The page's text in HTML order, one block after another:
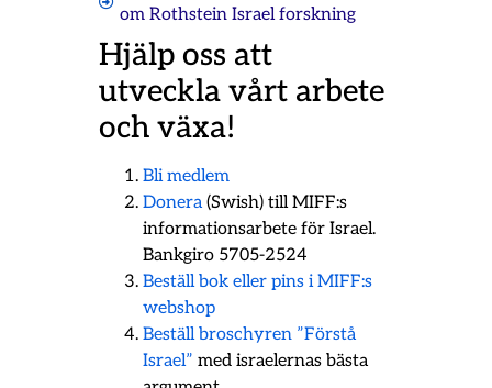
om Rothstein Israel forskning
Hjälp oss att
utveckla vårt arbete
och växa!
Bli medlem
Donera(Swish) till MIFF:s
informationsarbete för Israel.
Bankgiro 5705-2524
Beställ bok eller pins i MIFF:s
webshop
Beställ broschyren ”Förstå
Israel” med israelernas bästa